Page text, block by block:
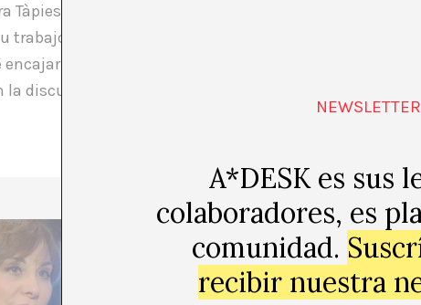
Tàpies” y lo confrontó con el presente (en la Fundació
trabajo “desde el interior”(en la Fundació Tàpies y el
en cualquier genealogía de artistas. Mientras
la discusión de ideas y en el estar en público, Tàpies
A Montse Badia nunca le ha gustado estarse quieta,
relación con otros contextos y tomar distancias
el comisariado ha sido una vía desde la que poner
pensamiento crítico, de las idiosincracias y los
cuestionar la estandarización a la que nos vemos
NEWSLETTER
A*DESK es sus
colaboradores, es
comunidad.
recibir nuestra